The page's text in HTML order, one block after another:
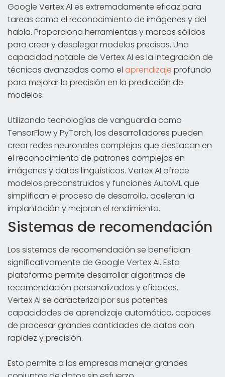
Google Vertex AI es extremadamente eficaz para
tareas como el reconocimiento de imágenes y del
habla. Proporciona herramientas y marcos sólidos
para crear y desplegar modelos precisos. Una
capacidad notable de Vertex AI es la integración de
técnicas avanzadas como el aprendizaje profundo
para mejorar la precisión en la predicción de
modelos.
Utilizando tecnologías de vanguardia como
TensorFlow y PyTorch, los desarrolladores pueden
crear redes neuronales complejas que destacan en
el reconocimiento de patrones complejos en
imágenes y datos lingüísticos. Vertex AI ofrece
modelos preconstruidos y funciones AutoML que
simplifican el proceso de desarrollo, aceleran la
implantación y mejoran el rendimiento.
Sistemas de recomendación
Los sistemas de recomendación se benefician
significativamente de Google Vertex AI. Esta
plataforma permite desarrollar algoritmos de
recomendación personalizados y eficaces.
Vertex AI se caracteriza por sus potentes
capacidades de aprendizaje automático, capaces
de procesar grandes cantidades de datos con
rapidez y precisión.
Esto permite a las empresas manejar grandes